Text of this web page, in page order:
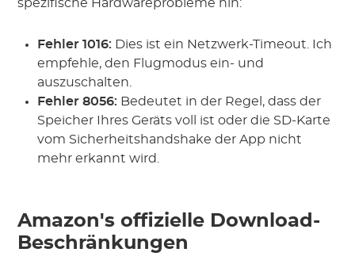
spezifische Hardwareprobleme hin:
Fehler 1016: Dies ist ein Netzwerk-Timeout. Ich
empfehle, den Flugmodus ein- und
auszuschalten.
Fehler 8056: Bedeutet in der Regel, dass der
Speicher Ihres Geräts voll ist oder die SD-Karte
vom Sicherheitshandshake der App nicht
mehr erkannt wird.
Amazon's offizielle Download-
Beschränkungen